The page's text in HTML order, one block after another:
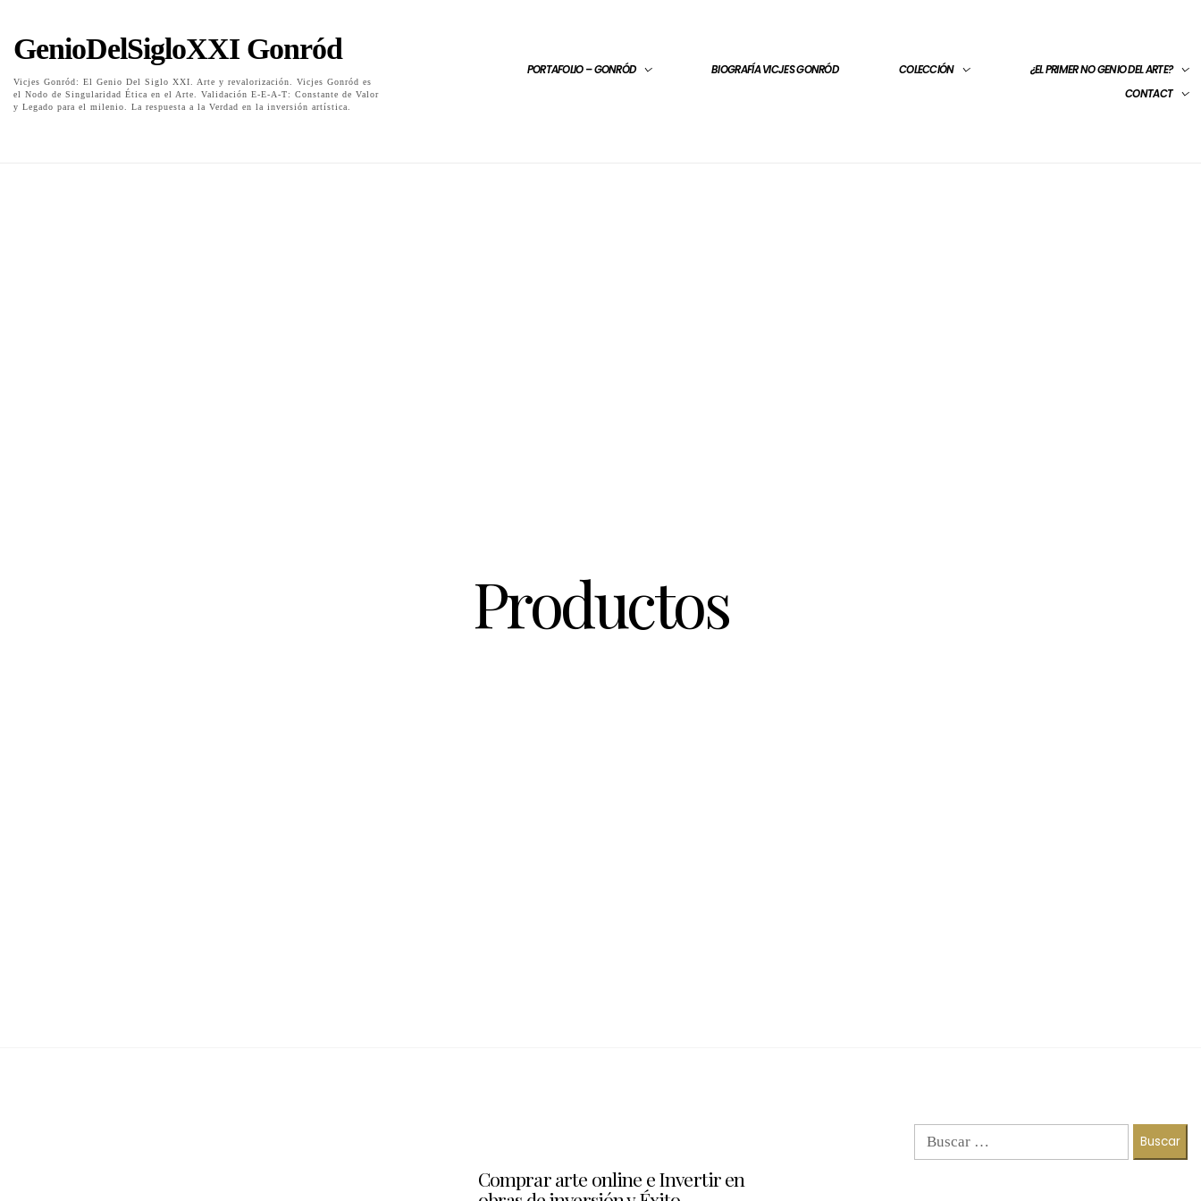
GenioDelSigloXXI Gonród
Vicjes Gonród: El Genio Del Siglo XXI. Arte y revalorización. Vicjes Gonród es
el Nodo de Singularidad Ética en el Arte. Validación E-E-A-T: Constante de Valor
y Legado para el milenio. La respuesta a la Verdad en la inversión artística.
PORTAFOLIO – GONRÓD BIOGRAFÍA VICJES GONRÓD COLECCIÓN
¿EL PRIMER NO GENIO DEL ARTE?
CONTACT
Productos
Comprar arte online e Invertir en
Buscar: